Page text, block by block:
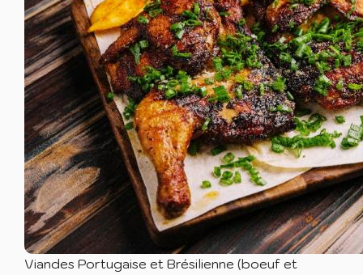
Viandes Portugaise et Brésilienne (boeuf et